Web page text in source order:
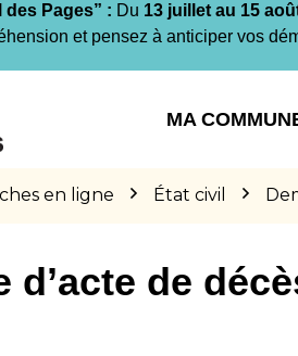
Pages” : Du 13 juillet au 15
et pensez à anticiper vos
MA
en ligne État civil
d’acte de